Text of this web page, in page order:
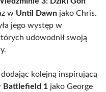
w Until Dawn jako Chris.
jego występ w
udowodnił swoją
dodając kolejną inspirującą
Battlefield 1 jako George